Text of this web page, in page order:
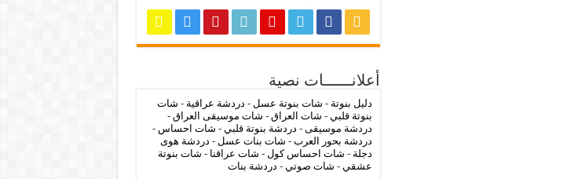
أعلانــــــات نصية
دليل بنوتة - شات بنوتة عسل - دردشة عراقية - شات
بنوتة قلبي - شات العراق- شات موسيقى العراق -
دردشة موسيقى - دردشة بنوتة قلبي - شات احساس -
دردشة بحور العرب - شات بنات عسل - دردشة هوى
دجلة - شات احساس كول - شات عراقنا - شات بنوتة
عشقي - شات صوتي - دردشة بنات